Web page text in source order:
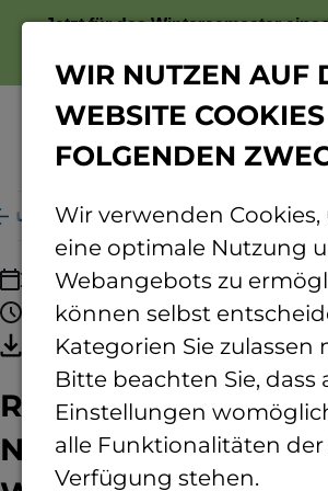
Jetzt für das Wintersemester
reparieren – Wie
20.10.2026
18:30 - 20:00 Uhr
Termin speichern
Ringvorlesung:
Naturzerstörung
WIR NUTZEN AUF
WEBSITE
FOLGENDEN
Wir verwenden
eine optimale Nutzung
Webangebots zu
können selbst
Kategorien Sie zulassen
Bitte beachten Sie, dass
Einstellungen
alle Funktionalitäten der
Verfügung stehen.